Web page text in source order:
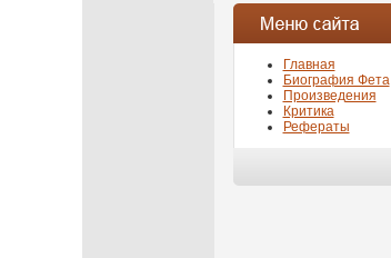
Главная
Биография Фета
Произведения
Критика
Рефераты